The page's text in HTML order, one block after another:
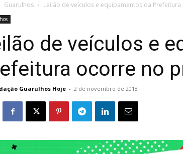
Guarulhos Leilão de veículos e equipamentos da
de veículos e
ocorre no
Guarulhos Hoje - 2 de novembro de 2018